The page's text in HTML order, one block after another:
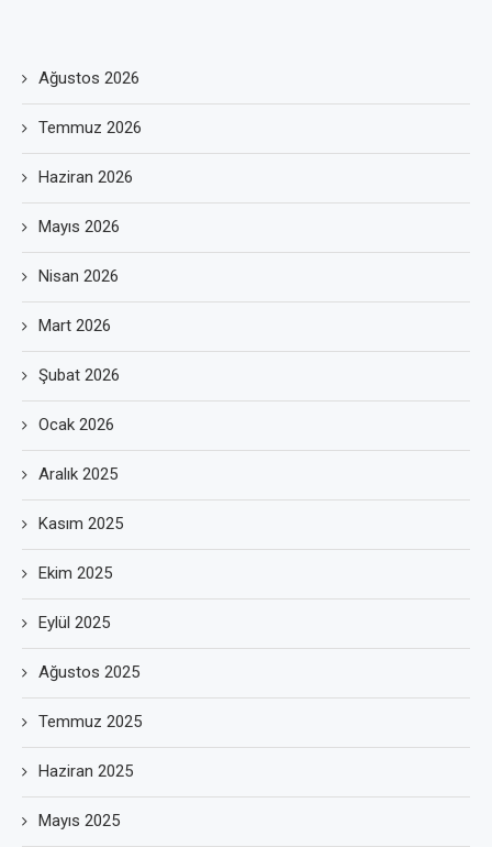
Ağustos 2026
Temmuz 2026
Haziran 2026
Mayıs 2026
Nisan 2026
Mart 2026
Şubat 2026
Ocak 2026
Aralık 2025
Kasım 2025
Ekim 2025
Eylül 2025
Ağustos 2025
Temmuz 2025
Haziran 2025
Mayıs 2025